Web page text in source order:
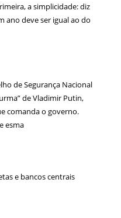
a simplicidade: diz
ano deve ser igual ao do
de Segurança Nacional
de Vladimir Putin,
comanda o governo.
esma
e bancos centrais